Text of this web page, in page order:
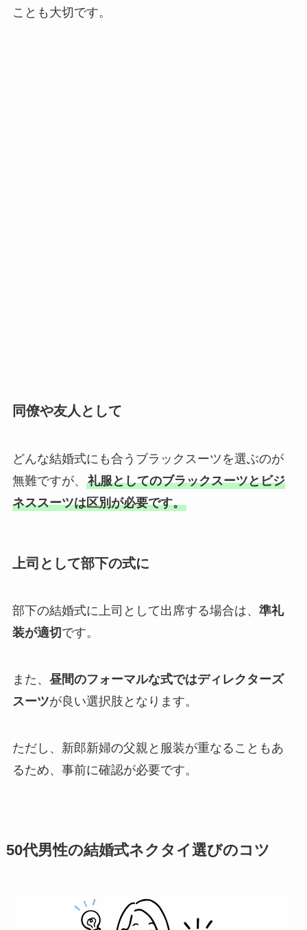
ことも大切です。
同僚や友人として
どんな結婚式にも合うブラックスーツを選ぶのが
無難ですが、 礼服としてのブラックスーツとビジ
ネススーツは区別が必要です。
上司として部下の式に
部下の結婚式に上司として出席する場合は、 準礼
装が適切 です。
また、 昼間のフォーマルな式ではディレクターズ
スーツが良い選択肢となります。
ただし、新郎新婦の父親と服装が重なることもあ
るため、事前に確認が必要です。
50代男性の結婚式ネクタイ選びのコツ